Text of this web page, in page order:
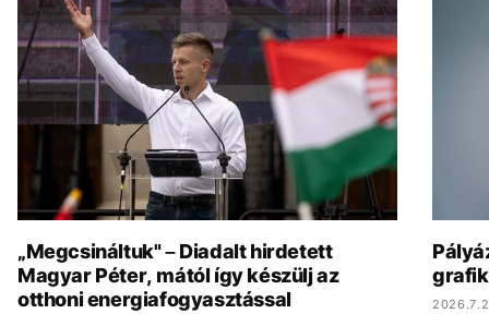
„Megcsináltuk" – Diadalt hirdetett
Magyar Péter, mától így készülj az
otthoni energiafogyasztással